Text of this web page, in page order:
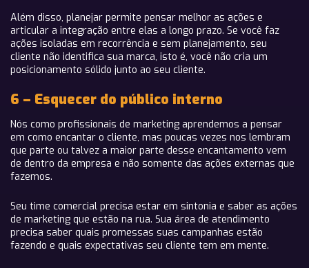
Além disso, planejar permite pensar melhor as ações e
articular a integração entre elas a longo prazo. Se você faz
ações isoladas em recorrência e sem planejamento, seu
cliente não identifica sua marca, isto é, você não cria um
posicionamento sólido junto ao seu cliente.
6 – Esquecer do público interno
Nós como profissionais de marketing aprendemos a pensar
em como encantar o cliente, mas poucas vezes nos lembram
que parte ou talvez a maior parte desse encantamento vem
de dentro da empresa e não somente das ações externas que
fazemos.
Seu time comercial precisa estar em sintonia e saber as ações
de marketing que estão na rua. Sua área de atendimento
precisa saber quais promessas suas campanhas estão
fazendo e quais expectativas seu cliente tem em mente.